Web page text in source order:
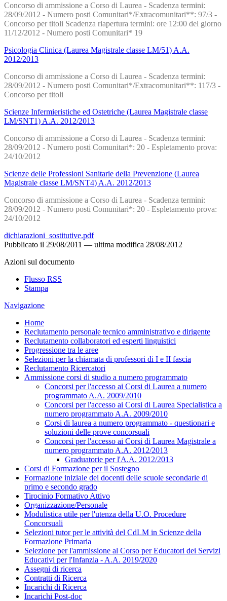
Concorso di ammissione a Corso di Laurea - Scadenza termini:
28/09/2012 - Numero posti Comunitari*/Extracomunitari**: 97/3 -
Concorso per titoli Scadenza riapertura termini: ore 12:00 del giorno
11/12/2012 - Numero posti Comunitari* 19
Psicologia Clinica (Laurea Magistrale classe LM/51) A.A.
2012/2013
Concorso di ammissione a Corso di Laurea - Scadenza termini:
28/09/2012 - Numero posti Comunitari*/Extracomunitari**: 117/3 -
Concorso per titoli
Scienze Infermieristiche ed Ostetriche (Laurea Magistrale classe
LM/SNT1) A.A. 2012/2013
Concorso di ammissione a Corso di Laurea - Scadenza termini:
28/09/2012 - Numero posti Comunitari*: 20 - Espletamento prova:
24/10/2012
Scienze delle Professioni Sanitarie della Prevenzione (Laurea
Magistrale classe LM/SNT4) A.A. 2012/2013
Concorso di ammissione a Corso di Laurea - Scadenza termini:
28/09/2012 - Numero posti Comunitari*: 20 - Espletamento prova:
24/10/2012
dichiarazioni_sostitutive.pdf
Pubblicato il 29/08/2011 — ultima modifica 28/08/2012
Azioni sul documento
Flusso RSS
Stampa
Navigazione
Home
Reclutamento personale tecnico amministrativo e dirigente
Reclutamento collaboratori ed esperti linguistici
Progressione tra le aree
Selezioni per la chiamata di professori di I e II fascia
Reclutamento Ricercatori
Ammissione corsi di studio a numero programmato
Concorsi per l'accesso ai Corsi di Laurea a numero
programmato A.A. 2009/2010
Concorsi per l'accesso ai Corsi di Laurea Specialistica a
numero programmato A.A. 2009/2010
Corsi di laurea a numero programmato - questionari e
soluzioni delle prove concorsuali
Concorsi per l'accesso ai Corsi di Laurea Magistrale a
numero programmato A.A. 2012/2013
Graduatorie per l'A.A. 2012/2013
Corsi di Formazione per il Sostegno
Formazione iniziale dei docenti delle scuole secondarie di
primo e secondo grado
Tirocinio Formativo Attivo
Organizzazione/Personale
Modulistica utile per l'utenza della U.O. Procedure
Concorsuali
Selezioni tutor per le attività del CdLM in Scienze della
Formazione Primaria
Selezione per l'ammissione al Corso per Educatori dei Servizi
Educativi per l'Infanzia - A.A. 2019/2020
Assegni di ricerca
Contratti di Ricerca
Incarichi di Ricerca
Incarichi Post-doc